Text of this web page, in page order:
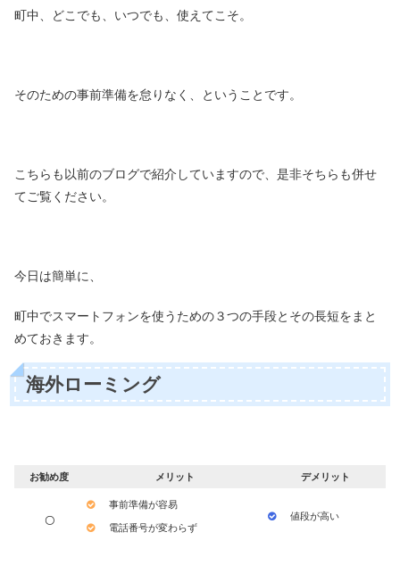
町中、どこでも、いつでも、使えてこそ。
そのための事前準備を怠りなく、ということです。
こちらも以前のブログで紹介していますので、是非そちらも併せ
てご覧ください。
今日は簡単に、
町中でスマートフォンを使うための３つの手段とその長短をまと
めておきます。
海外ローミング
お勧め度 メリット デメリット
〇
事前準備が容易
電話番号が変わらず
値段が高い